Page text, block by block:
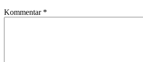
Kommentar *